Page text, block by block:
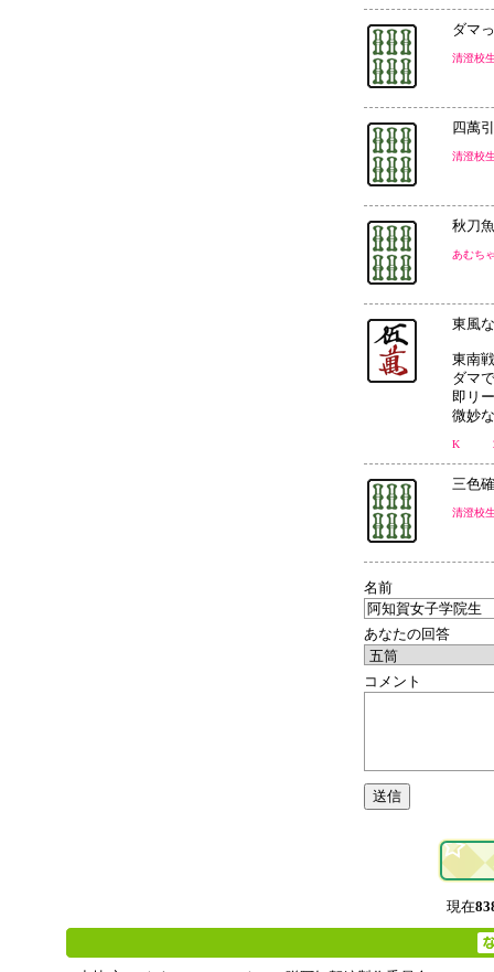
ダマ
清澄
四萬
清澄
秋刀
あむ
東風
東南
ダマ
即リ
微妙
K
三色
清澄
名前
あなたの回答
コメント
現在